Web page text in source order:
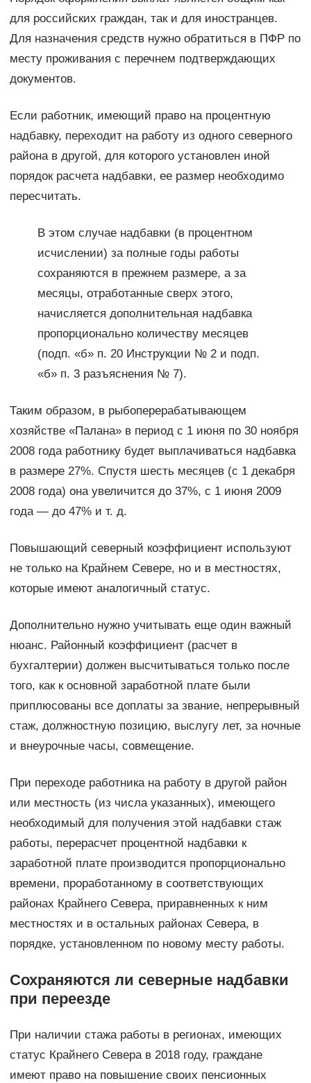
для российских граждан, так и для иностранцев.
Для назначения средств нужно обратиться в ПФР по
месту проживания с перечнем подтверждающих
документов.
Если работник, имеющий право на процентную
надбавку, переходит на работу из одного северного
района в другой, для которого установлен иной
порядок расчета надбавки, ее размер необходимо
пересчитать.
В этом случае надбавки (в процентном
исчислении) за полные годы работы
сохраняются в прежнем размере, а за
месяцы, отработанные сверх этого,
начисляется дополнительная надбавка
пропорционально количеству месяцев
(подп. «б» п. 20 Инструкции № 2 и подп.
«б» п. 3 разъяснения № 7).
Таким образом, в рыбоперерабатывающем
хозяйстве «Палана» в период с 1 июня по 30 ноября
2008 года работнику будет выплачиваться надбавка
в размере 27%. Спустя шесть месяцев (с 1 декабря
2008 года) она увеличится до 37%, с 1 июня 2009
года — до 47% и т. д.
Повышающий северный коэффициент используют
не только на Крайнем Севере, но и в местностях,
которые имеют аналогичный статус.
Дополнительно нужно учитывать еще один важный
нюанс. Районный коэффициент (расчет в
бухгалтерии) должен высчитываться только после
того, как к основной заработной плате были
приплюсованы все доплаты за звание, непрерывный
стаж, должностную позицию, выслугу лет, за ночные
и внеурочные часы, совмещение.
При переходе работника на работу в другой район
или местность (из числа указанных), имеющего
необходимый для получения этой надбавки стаж
работы, перерасчет процентной надбавки к
заработной плате производится пропорционально
времени, проработанному в соответствующих
районах Крайнего Севера, приравненных к ним
местностях и в остальных районах Севера, в
порядке, установленном по новому месту работы.
Сохраняются ли северные надбавки
при переезде
При наличии стажа работы в регионах, имеющих
статус Крайнего Севера в 2018 году, граждане
имеют право на повышение своих пенсионных